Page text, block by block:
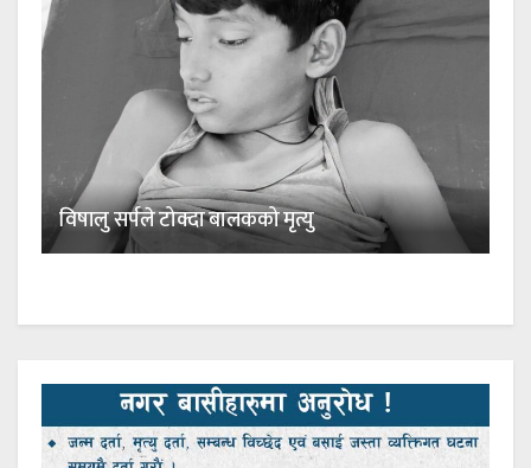
विषालु सर्पले टोक्दा बालकको मृत्यु